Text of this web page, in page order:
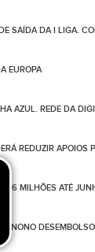
SAÍDA DA I LIGA.
EUROPA
AZUL. REDE DA
REDUZIR APOIOS
MILHÕES ATÉ
NONO